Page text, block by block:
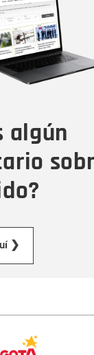
algún
❯